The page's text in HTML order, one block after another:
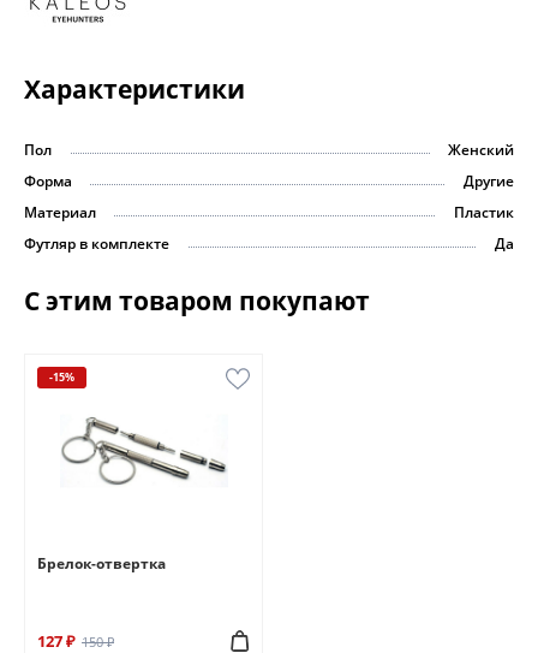
Характеристики
Пол
Женский
Форма
Другие
Материал
Пластик
Футляр в комплекте
Да
С этим товаром покупают
-15%
Брелок-отвертка
127 ₽ 150 ₽